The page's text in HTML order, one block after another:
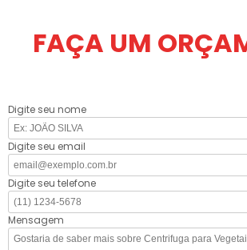
FAÇA UM
Digite seu nome
Digite seu email
Digite seu telefone
Mensagem